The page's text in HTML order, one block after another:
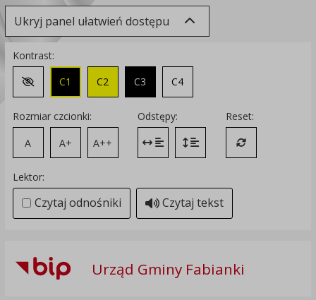
Ukryj panel ułatwień dostępu
Kontrast:
Zmień kontrast na domyślny
C1 C2 C3 C4
Rozmiar czcionki:
A
A+ A++
Odstępy:
Zmień odstęp między literami
Zmień interlinię i margines
Reset:
Przywróć
Lektor:
Czytaj odnośniki Czytaj tekst
Urząd Gminy Fabianki